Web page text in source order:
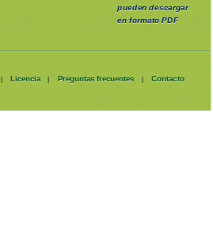
puedendescargar
en formato PDF
| Licencia | Preguntas frecuentes | Contacto